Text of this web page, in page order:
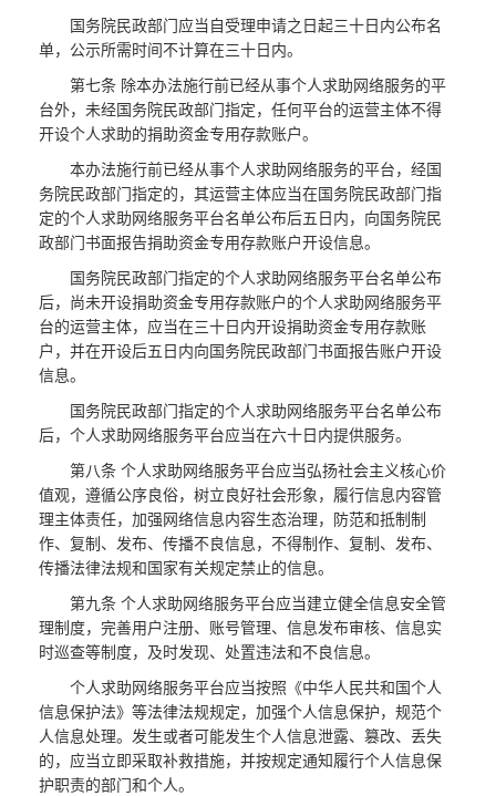
国务院民政部门应当自受理申请之日起三十日内公布名
单，公示所需时间不计算在三十日内。
第七条 除本办法施行前已经从事个人求助网络服务的平
台外，未经国务院民政部门指定，任何平台的运营主体不得
开设个人求助的捐助资金专用存款账户。
本办法施行前已经从事个人求助网络服务的平台，经国
务院民政部门指定的，其运营主体应当在国务院民政部门指
定的个人求助网络服务平台名单公布后五日内，向国务院民
政部门书面报告捐助资金专用存款账户开设信息。
国务院民政部门指定的个人求助网络服务平台名单公布
后，尚未开设捐助资金专用存款账户的个人求助网络服务平
台的运营主体，应当在三十日内开设捐助资金专用存款账
户，并在开设后五日内向国务院民政部门书面报告账户开设
信息。
国务院民政部门指定的个人求助网络服务平台名单公布
后，个人求助网络服务平台应当在六十日内提供服务。
第八条 个人求助网络服务平台应当弘扬社会主义核心价
值观，遵循公序良俗，树立良好社会形象，履行信息内容管
理主体责任，加强网络信息内容生态治理，防范和抵制制
作、复制、发布、传播不良信息，不得制作、复制、发布、
传播法律法规和国家有关规定禁止的信息。
第九条 个人求助网络服务平台应当建立健全信息安全管
理制度，完善用户注册、账号管理、信息发布审核、信息实
时巡查等制度，及时发现、处置违法和不良信息。
个人求助网络服务平台应当按照《中华人民共和国个人
信息保护法》等法律法规规定，加强个人信息保护，规范个
人信息处理。发生或者可能发生个人信息泄露、篡改、丢失
的，应当立即采取补救措施，并按规定通知履行个人信息保
护职责的部门和个人。